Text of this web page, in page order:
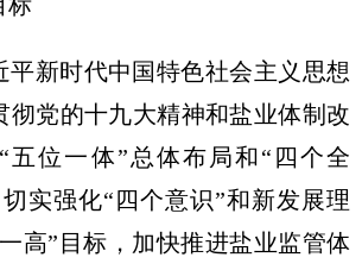
平新时代中国特色社会主义思想
彻党的十九大精神和盐业体制改
五位一体”总体布局和“四个全
实强化“四个意识”和新发展理
高”目标，加快推进盐业监管体